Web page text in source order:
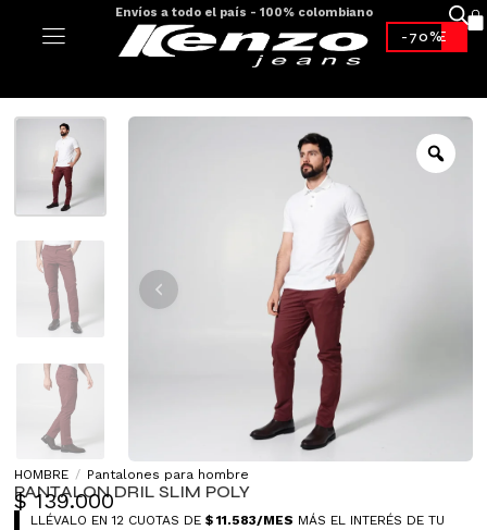
Envíos a todo el país - 100% colombiano
-70%*
HOMBRE / Pantalones para hombre
PANTALON DRIL SLIM POLY
$139.000
LLÉVALO EN 12 CUOTAS DE$ 11.583/MES MÁS EL INTERÉS DE TU